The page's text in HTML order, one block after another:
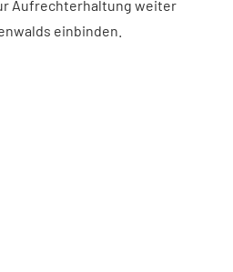
Aufrechterhaltung weiter
einbinden.